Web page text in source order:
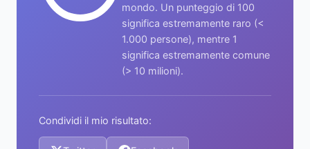
mondo. Un punteggio di 100
significa estremamente raro (<
1.000 persone), mentre 1
significa estremamente comune
(> 10 milioni).
Condividi il mio risultato: